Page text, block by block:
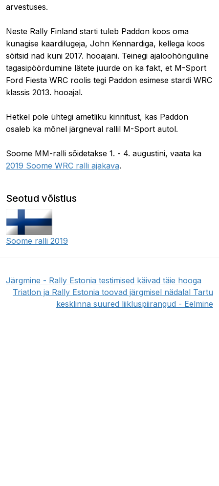
arvestuses.
Neste Rally Finland starti tuleb Paddon koos oma
kunagise kaardilugeja, John Kennardiga, kellega koos
sõitsid nad kuni 2017. hooajani. Teinegi ajaloohõnguline
tagasipöördumine lätete juurde on ka fakt, et M-Sport
Ford Fiesta WRC roolis tegi Paddon esimese stardi WRC
klassis 2013. hooajal.
Hetkel pole ühtegi ametliku kinnitust, kas Paddon
osaleb ka mõnel järgneval rallil M-Sport autol.
Soome MM-ralli sõidetakse 1. - 4. augustini, vaata ka
2019 Soome WRC ralli ajakava.
Seotud võistlus
Soome ralli 2019
Järgmine - Rally Estonia testimised käivad täie hooga
Triatlon ja Rally Estonia toovad järgmisel nädalal Tartu
kesklinna suured liikluspiirangud - Eelmine